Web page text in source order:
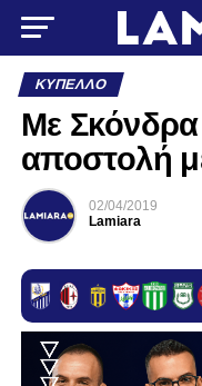
ΚΎΠΕΛΛΟ
Με Σκόνδρα
αποστολή
02/04/2019
Lamiara